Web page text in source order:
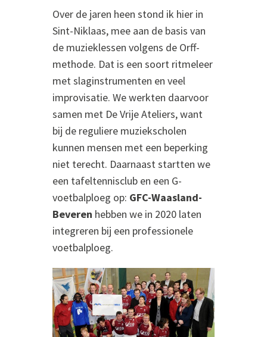
Over de jaren heen stond ik hier in
Sint-Niklaas, mee aan de basis van
de muzieklessen volgens de Orff-
methode. Dat is een soort ritmeleer
met slaginstrumenten en veel
improvisatie. We werkten daarvoor
samen met De Vrije Ateliers, want
bij de reguliere muziekscholen
kunnen mensen met een beperking
niet terecht. Daarnaast startten we
een tafeltennisclub en een G-
voetbalploeg op: GFC-Waasland-
Beveren hebben we in 2020 laten
integreren bij een professionele
voetbalploeg.